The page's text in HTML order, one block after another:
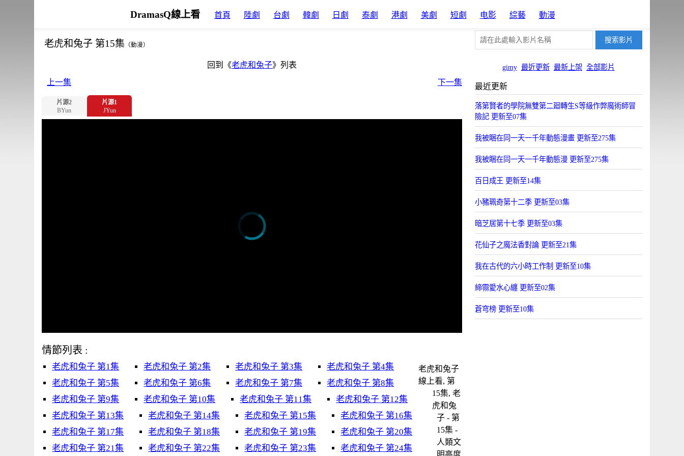
DramasQ線上看 首頁 陸劇 台劇 韓劇 日劇 泰劇 港劇 美劇 短劇 电影 綜藝 動漫
gimy 最近更新 最新上架 全部影片
老虎和兔子 第15集 （動漫）
回到《老虎和兔子》列表
上一集
下一集
片源2
BYun
片源1
JYun
情節列表 :
老虎和兔子 第1集 老虎和兔子 第2集 老虎和兔子 第3集
老虎和兔子 第4集
老虎和兔子 第5集
老虎和兔子 第6集 老虎和兔子 第7集
老虎和兔子 第8集
老虎和兔子 第9集
老虎和兔子 第10集 老虎和兔子 第11集
老虎和兔子 第12集
老虎和兔子 第13集
老虎和兔子 第14集 老虎和兔子 第15集
老虎和兔子 第16集
老虎和兔子 第17集
老虎和兔子 第18集 老虎和兔子 第19集
老虎和兔子 第20集
老虎和兔子 第21集
老虎和兔子 第22集 老虎和兔子 第23集 老虎和兔子 第24集
老虎和兔子
線上看, 第
15集, 老
虎和兔
子 - 第
15集 -
人類文
明高度
最近更新
落第賢者的學院無雙第二廻轉生S等級作弊魔術師冒
險記 更新至07集
我被睏在同一天一千年動態漫畫 更新至275集
我被睏在同一天一千年動態漫 更新至275集
百日成王 更新至14集
小豬珮奇第十二季 更新至03集
暗芝居第十七季 更新至03集
花仙子之魔法香對論 更新至21集
我在古代的六小時工作制 更新至10集
締霛愛水心纏 更新至02集
蒼穹榜 更新至10集